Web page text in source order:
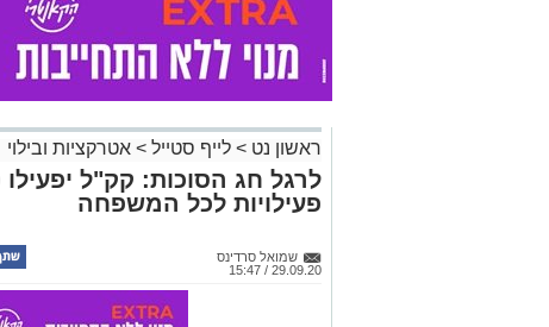
ראשון נט > לייף סטייל > אטרקציות ובילוי
לרגל חג הסוכות: קק"ל יפעילו
פעילויות לכל המשפחה
שמואל סרדינס
29.09.20 / 15:47